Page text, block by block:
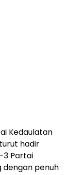
Kedaulatan
hadir
3 Partai
dengan penuh